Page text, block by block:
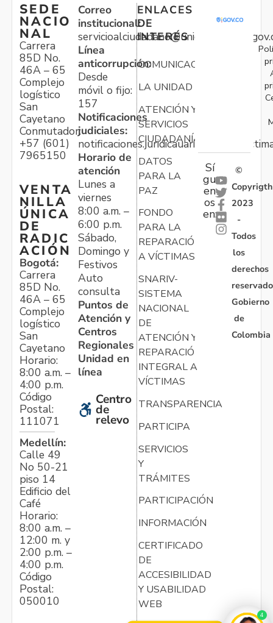
SEDE
NACIO
NAL
Carrera
85D No.
46A – 65
Complejo
logístico
San
Cayetano
Conmutador:
+57 (601)
7965150
VENTA
NILLA
ÚNICA
DE
RADIC
ACIÓN
Bogotá:
Carrera
85D No.
46A – 65
Complejo
logístico
San
Cayetano
Horario:
8:00 a.m. –
4:00 p.m.
Código
Postal:
111071
Medellín:
Calle 49
No 50-21
piso 14
Edificio del
Café
Horario:
8:00 a.m. –
12:00 m. y
2:00 p.m. –
4:00 p.m.
Código
Postal:
050010
Correo
institucional:
Línea
anticorrupción:
Desde
móvil o fijo:
157
Notificaciones
judiciales:
Horario de
atención
Lunes a
viernes
8:00 a.m. –
6:00 p.m.
Sábado,
Domingo y
Festivos
Auto
consulta
Puntos de
Atención y
Centros
Regionales
Unidad en
línea
Centro
de
relevo
ENLACES
DE
INTERÉS
COMUNICACIONES
LA UNIDAD
ATENCIÓN Y
SERVICIOS
CIUDADANÍA
DATOS
PARA LA
PAZ
FONDO
PARA LA
REPARACIÓN
A VÍCTIMAS
SNARIV-
SISTEMA
NACIONAL
DE
ATENCIÓN Y
REPARACIÓN
INTEGRAL A
VÍCTIMAS
TRANSPARENCIA
PARTICIPA
SERVICIOS
Y
TRÁMITES
PARTICIPACIÓN
INFORMACIÓN
CERTIFICADO
DE
ACCESIBILIDAD
Y USABILIDAD
WEB
Sí
gu
en
os
en:
©
Copyrigth
2023
-
Todos
los
derechos
Gobierno
de
Colombia
4